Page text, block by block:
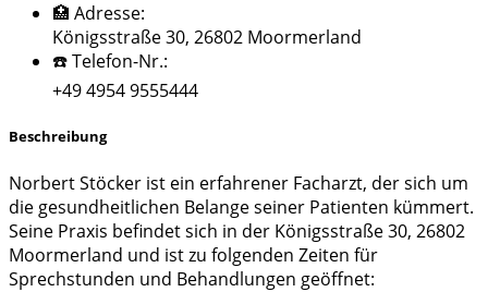
🏥 Adresse:
Königsstraße 30, 26802 Moormerland
☎️ Telefon-Nr.:
+49 4954 9555444
Beschreibung
Norbert Stöcker ist ein erfahrener Facharzt, der sich um
die gesundheitlichen Belange seiner Patienten kümmert.
Seine Praxis befindet sich in der Königsstraße 30, 26802
Moormerland und ist zu folgenden Zeiten für
Sprechstunden und Behandlungen geöffnet: